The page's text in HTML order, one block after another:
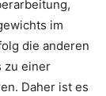
im
die anderen
zu einer
Daher ist es